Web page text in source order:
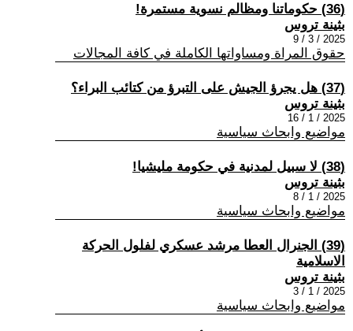
(36) حكوماتنا ومظالم نسوية مستمرة!
بثينة تروس
2025 / 3 / 9
حقوق المراة ومساواتها الكاملة في كافة المجالات
(37) هل يجرؤ الجيش على التبرؤ من كتائب البراء؟
بثينة تروس
2025 / 1 / 16
مواضيع وابحاث سياسية
(38) لا سبيل لمدنية في حكومة مليشيا!
بثينة تروس
2025 / 1 / 8
مواضيع وابحاث سياسية
(39) الجنرال العطا مرشد عسكري لفلول الحركة
الاسلامية
بثينة تروس
2025 / 1 / 3
مواضيع وابحاث سياسية